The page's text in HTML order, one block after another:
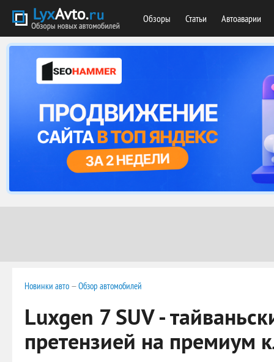
Обзоры Статьи Автоаварии
Новинки авто —Обзор автомобилей
Luxgen 7 SUV -
претензией на премиум